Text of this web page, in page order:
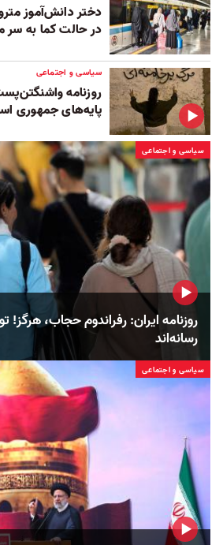
دختر دانش‌آموز
در حالت کما به سر
سیاسی و اجتماعی
روزنامه
پایه‌های جمهوری
سیاسی و اجتماعی
روزنامه ایران: رفراندوم حجاب، هرگز!
رسانه‌اند
سیاسی و اجتماعی